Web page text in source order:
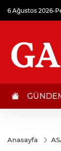
6 Ağustos 2026-
Anasayfa